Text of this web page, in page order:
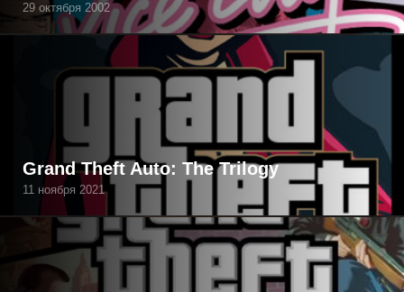
29 октября 2002
Grand Theft Auto: The Trilogy
11 ноября 2021